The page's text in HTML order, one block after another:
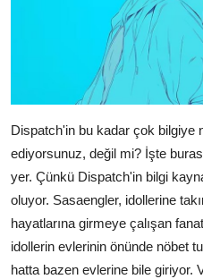
Dispatch'in bu kadar çok bilgiye
ediyorsunuz, değil mi? İşte
yer. Çünkü Dispatch'in bilgi
oluyor. Sasaengler, idollerine
hayatlarına girmeye çalışan
idollerin evlerinin önünde nöbet
hatta bazen evlerine bile giriyor.